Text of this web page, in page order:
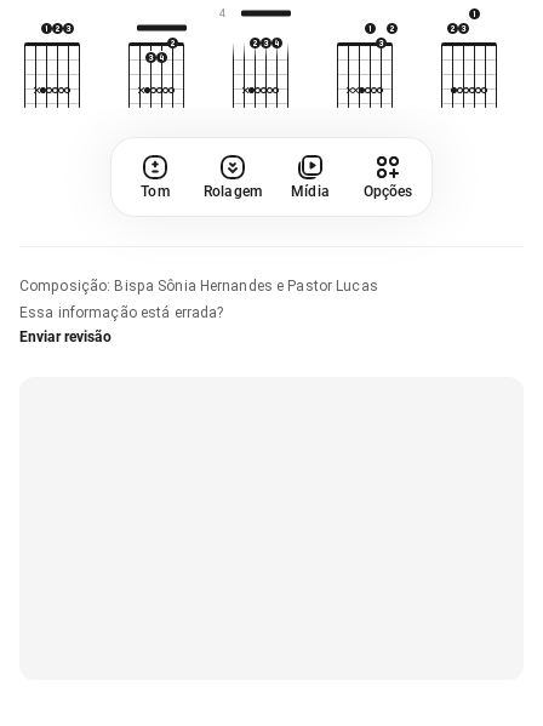
4
Tom Rolagem Mídia Opções
Composição: Bispa Sônia Hernandes e Pastor Lucas
Essa informação está errada?
Enviar revisão